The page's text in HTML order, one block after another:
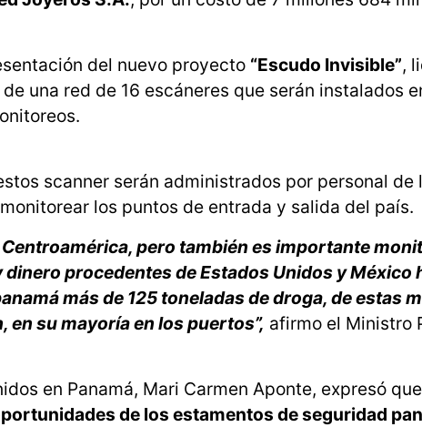
del nuevo proyecto “Escudo Invisible”,
una red de 16 escáneres que serán instalados
scanner serán administrados por personal de
los puntos de entrada y salida del país.
pero también es importante
procedentes de Estados Unidos y México
más de 125 toneladas de droga, de estas
su mayoría en los puertos”, afirmo el Ministro
en Panamá, Mari Carmen Aponte, expresó
de los estamentos de seguridad